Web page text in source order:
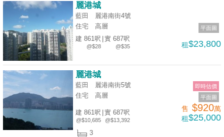
平面圖
麗港城
藍田 麗港南街4號
住宅
高層
建 861呎
@$28
實 687呎
@$35 租$23,800
平面圖
即時估價
麗港城
藍田 麗港南街5號
住宅
高層
建 861呎
@$10,685
實 687呎
@$13,392
售 $920萬
租$25,000
3